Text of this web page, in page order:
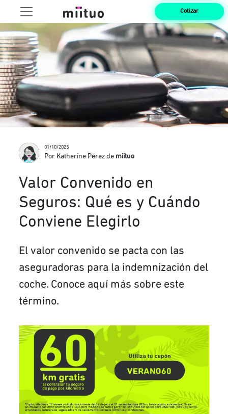
Cotizar
01/10/2025
Por Katherine Pérez de miituo
Valor Convenido en
Seguros: Qué es y Cuándo
Conviene Elegirlo
El valor convenido se pacta con las
aseguradoras para la indemnización del
coche. Conoce aquí más sobre este
término.